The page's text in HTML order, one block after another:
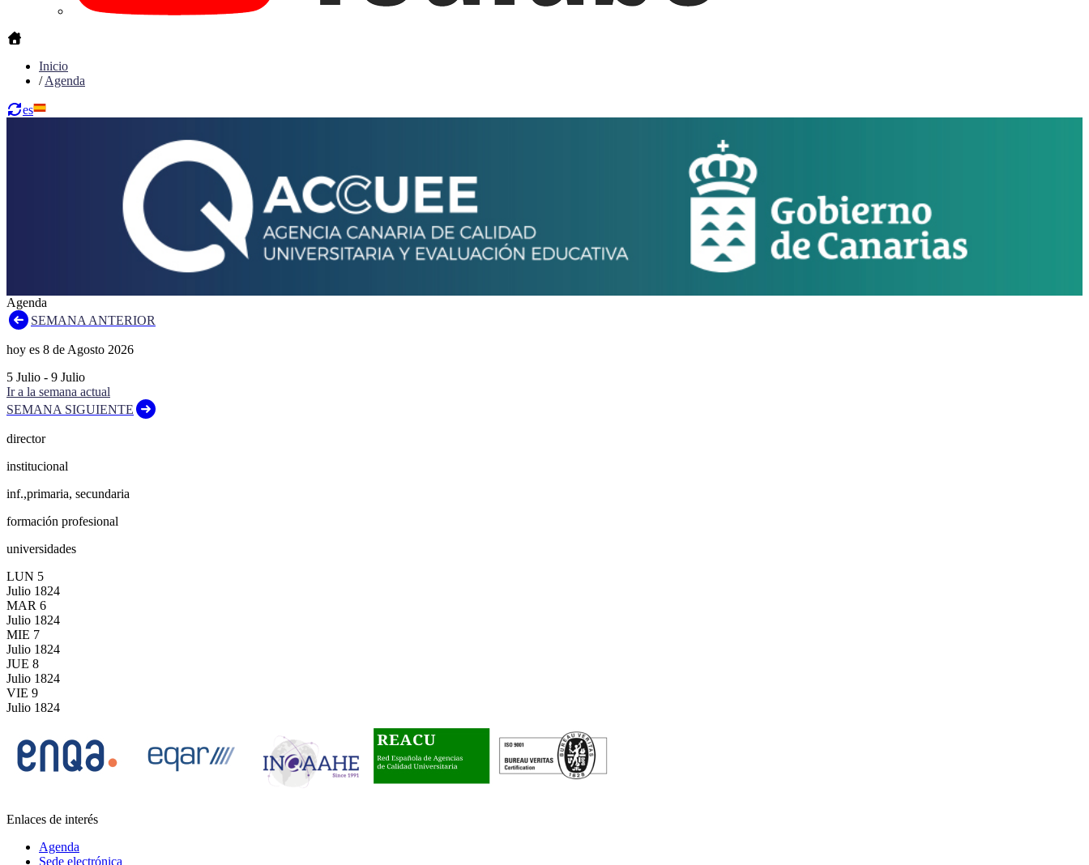
Inicio
/Agenda
es
Agenda
SEMANA ANTERIOR
hoy es 8 de Agosto 2026
5 Julio - 9 Julio
Ir a la semana actual
SEMANA SIGUIENTE
director
institucional
inf.,primaria, secundaria
formación profesional
universidades
LUN 5
Julio 1824
MAR 6
Julio 1824
MIE 7
Julio 1824
JUE 8
Julio 1824
VIE 9
Julio 1824
Enlaces de interés
Agenda
Sede electrónica